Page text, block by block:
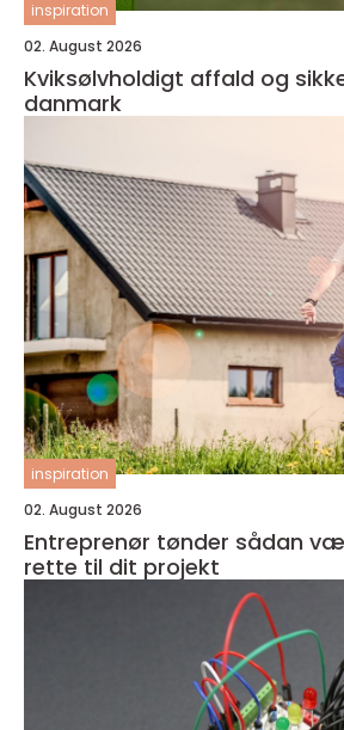
inspiration
02. August 2026
Kviksølvholdigt affald og
danmark
inspiration
02. August 2026
Entreprenør tønder sådan vælger du den
rette til dit projekt